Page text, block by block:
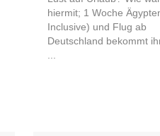
hiermit; 1 Woche
Inclusive) und Flug ab
Deutschland bekommt
...